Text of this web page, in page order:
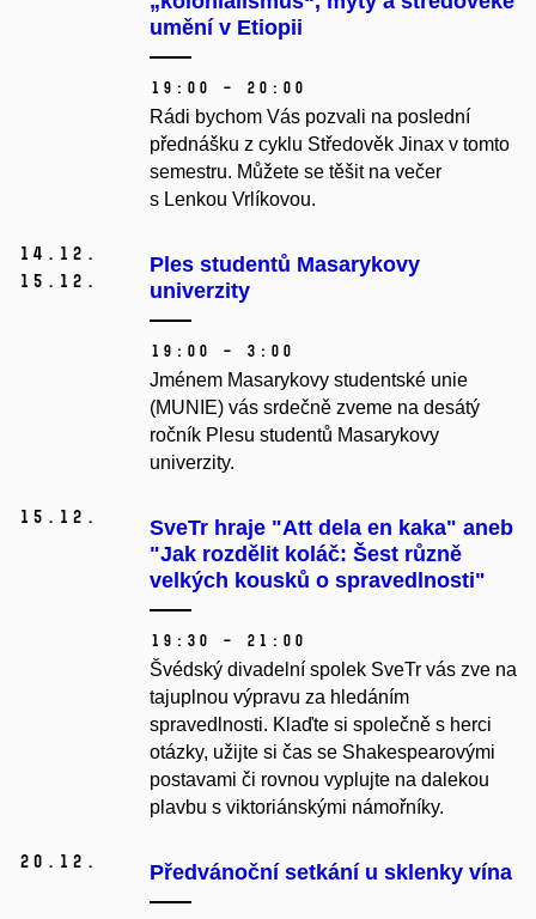
umění v Etiopii
19:00 – 20:00
Rádi bychom Vás pozvali na poslední
přednášku z cyklu Středověk Jinax v tomto
semestru. Můžete se těšit na večer
s Lenkou Vrlíkovou.
14. 12.
15. 12.
Ples studentů Masarykovy
univerzity
19:00 – 3:00
Jménem Masarykovy studentské unie
(MUNIE) vás srdečně zveme na desátý
ročník Plesu studentů Masarykovy
univerzity.
15. 12.
SveTr hraje "Att dela en kaka" aneb
"Jak rozdělit koláč: Šest různě
velkých kousků o spravedlnosti"
19:30 – 21:00
Švédský divadelní spolek SveTr vás zve na
tajuplnou výpravu za hledáním
spravedlnosti. Klaďte si společně s herci
otázky, užijte si čas se Shakespearovými
postavami či rovnou vyplujte na dalekou
plavbu s viktoriánskými námořníky.
20. 12. Předvánoční setkání u sklenky vína